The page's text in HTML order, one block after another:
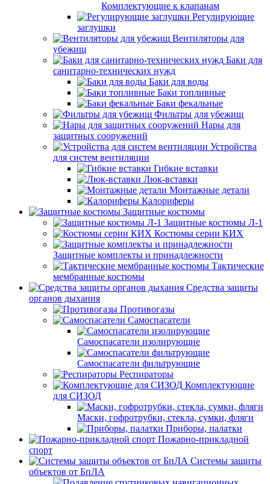
Комплектующие к клапанам
Регулирующие
заглушки
Вентиляторы для
убежищ
Баки для
санитарно-технических нужд
Баки для воды
Баки топливные
Баки фекальные
Фильтры для убежищ
Нары для
защитных сооружений
Устройства
для систем вентиляции
Гибкие вставки
Люк-вставки
Монтажные детали
Калориферы
Защитные костюмы
Защитные костюмы Л-1
Костюмы серии КИХ
Защитные комплекты и принадлежности
Тактические
мембранные костюмы
Средства защиты
органов дыхания
Противогазы
Самоспасатели
Самоспасатели изолирующие
Самоспасатели фильтрующие
Респираторы
Комплектующие
для СИЗОД
Маски, гофротрубки, стекла, сумки, фляги
Приборы, палатки
Пожарно-прикладной
спорт
Системы защиты
объектов от БпЛА